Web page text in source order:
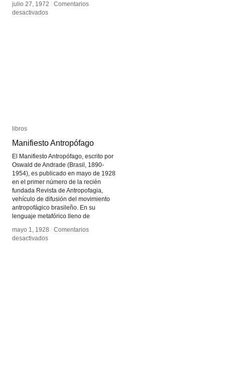
julio 27, 1972 / Comentarios
desactivadosen
julio 27, 1972 / Comentarios
desactivadosen
libros
Manifiesto Antropófago
El Manifiesto Antropófago, escrito por
Oswald de Andrade (Brasil, 1890-
1954), es publicado en mayo de 1928
en el primer número de la recién
fundada Revista de Antropofagia,
vehículo de difusión del movimiento
antropofágico brasileño. En su
lenguaje metafórico lleno de
mayo 1, 1928 / Comentarios
desactivadosen
libros
Manifiesto Antropófago
mayo 1, 1928 / Comentarios
desactivadosen